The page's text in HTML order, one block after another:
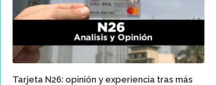
Tarjeta N26: opinión y experiencia tras más